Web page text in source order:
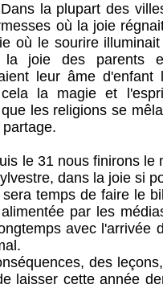
la plupart des villes,
où la joie
où le sourire
la joie des parents
leur âme d'enfant
cela la magie et
les religions se
31 nous finirons le
dans la joie si
temps de faire le
par les
avec l'arrivée
des leçons,
laisser cette année